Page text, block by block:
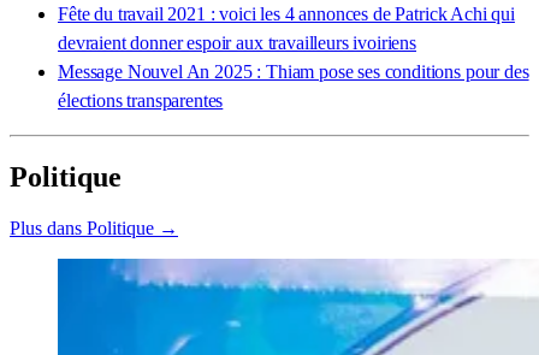
Fête du travail 2021 : voici les 4 annonces de Patrick Achi qui
devraient donner espoir aux travailleurs ivoiriens
Message Nouvel An 2025 : Thiam pose ses conditions pour des
élections transparentes
Politique
Plus dans Politique →